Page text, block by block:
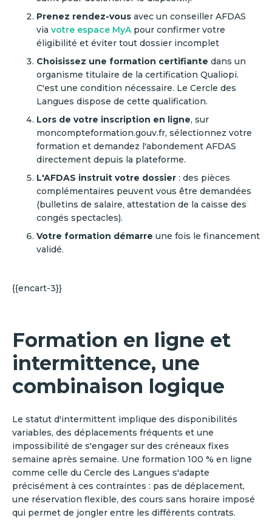
Prenez rendez-vous avec un conseiller AFDAS
via votre espace MyApour confirmer votre
éligibilité et éviter tout dossier incomplet
Choisissez une formation certifiante dans un
organisme titulaire de la certification Qualiopi.
C'est une condition nécessaire. Le Cercle des
Langues dispose de cette qualification.
Lors de votre inscription en ligne, sur
moncompteformation.gouv.fr, sélectionnez votre
formation et demandez l'abondement AFDAS
directement depuis la plateforme.
L'AFDAS instruit votre dossier : des pièces
complémentaires peuvent vous être demandées
(bulletins de salaire, attestation de la caisse des
congés spectacles).
Votre formation démarre une fois le financement
validé.
{{encart-3}}
Formation en ligne et
intermittence, une
combinaison logique
Le statut d'intermittent implique des disponibilités
variables, des déplacements fréquents et une
impossibilité de s'engager sur des créneaux fixes
semaine après semaine. Une formation 100 % en ligne
comme celle du Cercle des Langues s'adapte
précisément à ces contraintes : pas de déplacement,
une réservation flexible, des cours sans horaire imposé
qui permet de jongler entre les différents contrats.